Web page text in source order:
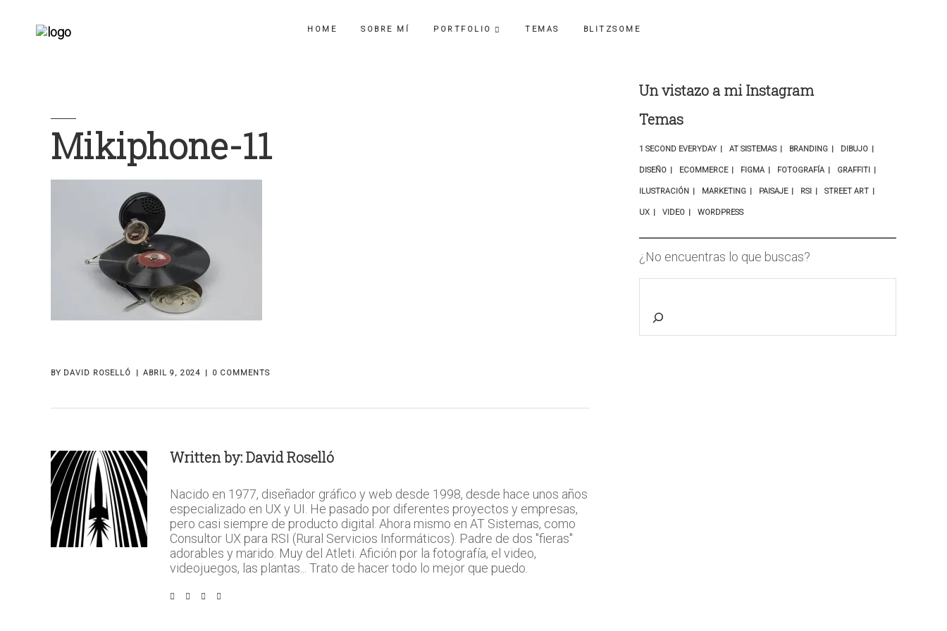
HOME SOBRE MÍ PORTFOLIO TEMAS BLITZSOME
Mikiphone-11
BY DAVID ROSELLÓ ABRIL 9, 2024 0 COMMENTS
Written by:David Roselló
Nacido en 1977, diseñador gráfico y web desde 1998, desde hace unos años
especializado en UX y UI. He pasado por diferentes proyectos y empresas,
pero casi siempre de producto digital. Ahora mismo en AT Sistemas, como
Consultor UX para RSI (Rural Servicios Informáticos). Padre de dos "fieras"
adorables y marido. Muy del Atleti. Afición por la fotografía, el video,
videojuegos, las plantas... Trato de hacer todo lo mejor que puedo.
Un vistazo a mi Instagram
Temas
1 SECOND EVERYDAY AT SISTEMAS BRANDING DIBUJO
DISEÑO ECOMMERCE FIGMA FOTOGRAFÍA GRAFFITI
ILUSTRACIÓN MARKETING PAISAJE RSI STREET ART
UX VIDEO WORDPRESS
¿No encuentras lo que buscas?